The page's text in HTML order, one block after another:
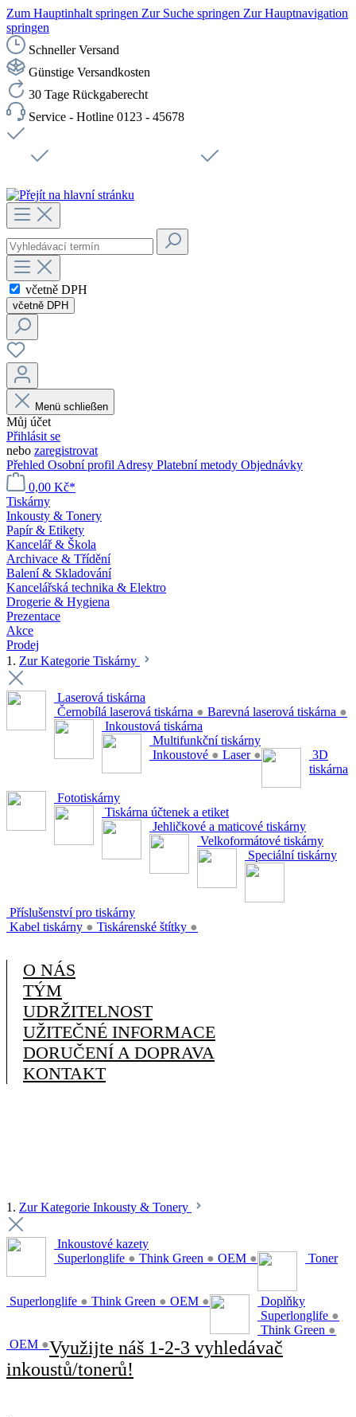
Zum Hauptinhalt springen Zur Suche springen Zur Hauptnavigation
springen
Schneller Versand
Günstige Versandkosten
30 Tage Rückgaberecht
Service - Hotline 0123 - 45678
včetně DPH
včetně DPH
Menü schließen
Můj účet
Přihlásit se
nebo zaregistrovat
Přehled Osobní profil Adresy Platební metody Objednávky
0,00 Kč*
Tiskárny
Inkousty & Tonery
Papír & Etikety
Kancelář & Škola
Archivace & Třídění
Balení & Skladování
Kancelářská technika & Elektro
Drogerie & Hygiena
Prezentace
Akce
Prodej
1. Zur Kategorie Tiskárny
Laserová tiskárna
Černobílá laserová tiskárna ● Barevná laserová tiskárna ●
Inkoustová tiskárna
Multifunkční tiskárny
Inkoustové ● Laser ●
3D
tiskárna
Fototiskárny
Tiskárna účtenek a etiket
Jehličkové a maticové tiskárny
Velkoformátové tiskárny
Speciální tiskárny
Příslušenství pro tiskárny
Kabel tiskárny ● Tiskárenské štítky ●
O NÁS
TÝM
UDRŽITELNOST
UŽITEČNÉ INFORMACE
DORUČENÍ A DOPRAVA
KONTAKT
1. Zur Kategorie Inkousty & Tonery
Inkoustové kazety
Superlonglife ● Think Green ● OEM ● Toner
Superlonglife ● Think Green ● OEM ●
Doplňky
Superlonglife ●
Think Green ●
OEM ●Využijte náš 1-2-3 vyhledávač
inkoustů/tonerů!